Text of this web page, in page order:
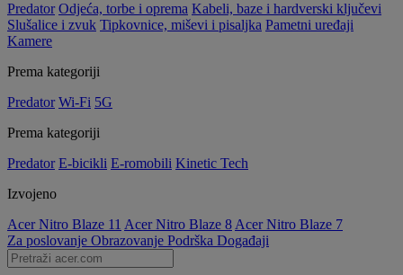
Predator Odjeća, torbe i oprema Kabeli, baze i hardverski ključevi
Slušalice i zvuk Tipkovnice, miševi i pisaljka Pametni uređaji
Kamere
Prema kategoriji
Predator Wi-Fi 5G
Prema kategoriji
Predator E-bicikli E-romobili Kinetic Tech
Izvojeno
Acer Nitro Blaze 11 Acer Nitro Blaze 8 Acer Nitro Blaze 7
Za poslovanje Obrazovanje Podrška Događaji